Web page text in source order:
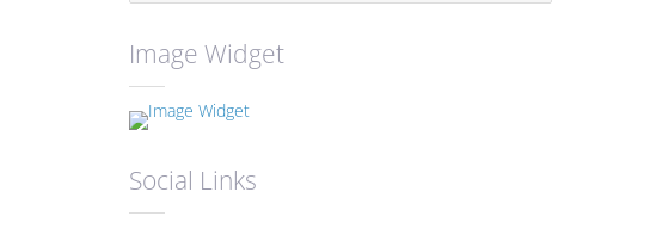
Image Widget
Social Links